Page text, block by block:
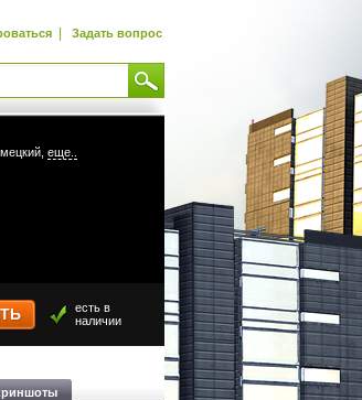
| Задать вопрос
еще..
есть в
наличии